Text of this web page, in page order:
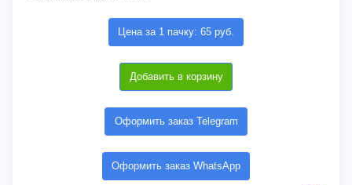
Цена за 1 пачку: 65 руб.
Добавить в корзину
Оформить заказ Telegram
Оформить заказ WhatsApp